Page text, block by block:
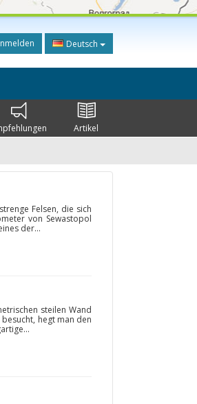
Deutsch
Artikel
Felsen, die sich
von Sewastopol
der...
steilen Wand
hegt man den